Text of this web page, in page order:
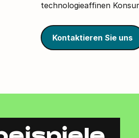
technologieaffinen
Kontaktieren Sie uns